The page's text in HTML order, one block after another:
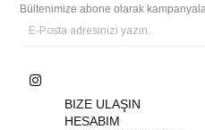
Bültenimize abone olarak
BIZE ULAŞIN
HESABIM